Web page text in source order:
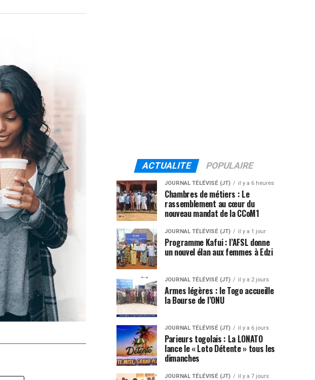
ACTUALITE POPULAIRE
JOURNAL TÉLÉVISÉ (JT) il y a 6 heures
Chambres de métiers : Le
rassemblement au cœur du
nouveau mandat de la CCoM1
JOURNAL TÉLÉVISÉ (JT) il y a 1 jour
Programme Kafui : l’AFSL donne
un nouvel élan aux femmes à Edzi
JOURNAL TÉLÉVISÉ (JT) il y a 2 jours
Armes légères : le Togo accueille
la Bourse de l’ONU
JOURNAL TÉLÉVISÉ (JT) il y a 6 jours
Parieurs togolais : La LONATO
lance le « Loto Détente » tous les
dimanches
JOURNAL TÉLÉVISÉ (JT) il y a 7 jours